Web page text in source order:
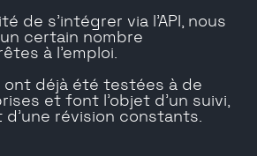
de s'intégrer via l'API, nous
certain nombre
à l'emploi.
ont déjà été testées à de
et font l'objet d'un suivi,
d'une révision constants.